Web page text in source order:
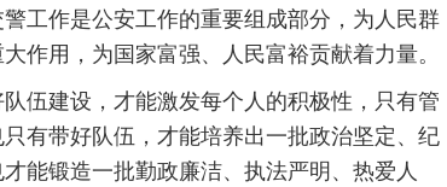
工作是公安工作的重要组成部分，为人民群
作用，为国家富强、人民富裕贡献着力量。
建设，才能激发每个人的积极性，只有管
有带好队伍，才能培养出一批政治坚定、纪
能锻造一批勤政廉洁、执法严明、热爱人